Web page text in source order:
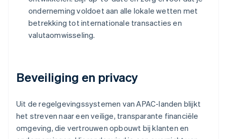
onderneming voldoet aan alle lokale wetten met
betrekking tot internationale transacties en
valutaomwisseling.
Beveiliging en privacy
Uit de regelgevingssystemen van APAC-landen blijkt
het streven naar een veilige, transparante financiële
omgeving, die vertrouwen opbouwt bij klanten en